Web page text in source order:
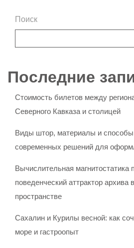
Поиск
Последние
Стоимость билетов между
Северного Кавказа и столицей
Виды штор, материалы и способы
современных решений для
Вычислительная магнитостатика
поведенческий аттрактор архива
пространстве
Сахалин и Курилы весной: как
море и гастроопыт